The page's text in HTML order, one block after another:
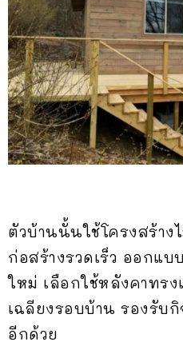
ตัวบ้านนั้นใช้โครงสร้าง
ก่อสร้างรวดเร็ว ออกแ
ใหม่ เลือกใช้หลังคาทรง
เฉลียงรอบบ้าน รองรับ
อีกด้วย